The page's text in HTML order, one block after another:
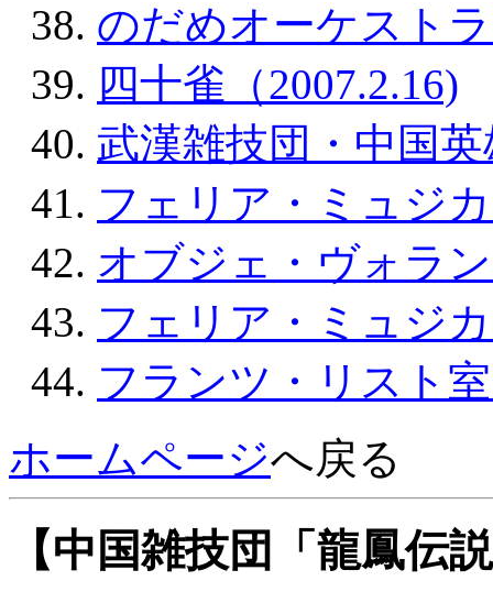
のだめオーケスト
四十雀（2007.2.16)
武漢雑技団・中国
フェリア・ミュジ
オブジェ・ヴォラ
フェリア・ミュジ
フランツ・リスト
ホームページへ戻る
【中国雑技団「龍鳳伝